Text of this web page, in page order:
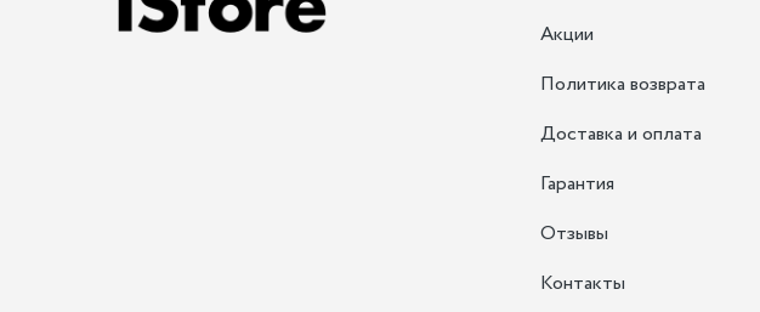
Акции
Политика возврата
Доставка и оплата
Гарантия
Отзывы
Контакты